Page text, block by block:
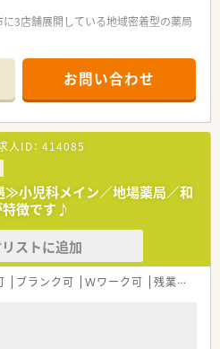
3店舗展開している地域密着型の薬局
見を大事にしている会社です。
めた意見も発信しやすい環境づくりを
で出店されている会社で、ドクターと
お問い合わせ
人ID： 414085
≫小児科メイン／地場薬局／和
特徴です♪
ストに追加
ブランク可 Ｗワーク可 残業なし(ほぼなし含む)